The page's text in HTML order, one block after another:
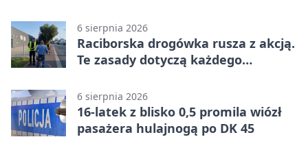
6 sierpnia 2026
Raciborska drogówka rusza z akcją.
Te zasady dotyczą każdego
6 sierpnia 2026
16-latek z blisko 0,5 promila wiózł
pasażera hulajnogą po DK 45